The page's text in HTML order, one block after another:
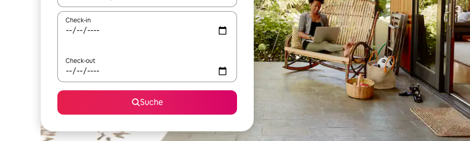
Check-in
Check-out
Suche